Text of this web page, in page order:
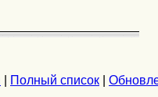
Полный список